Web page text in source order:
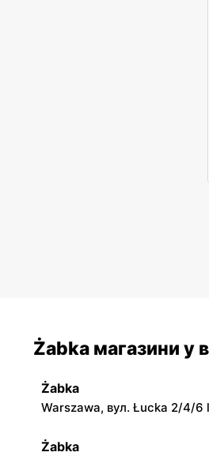
Żabka магазини у
Żabka
Warszawa, вул. Łucka 2/4/6
Żabka